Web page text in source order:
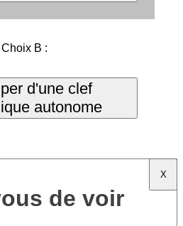
Choix B :
d'une clef
autonome
X
de voir